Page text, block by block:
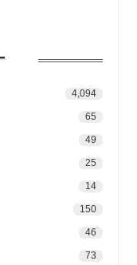
4,094
65
49
25
14
150
46
73